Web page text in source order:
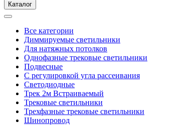
Каталог
Все категории
Диммируемые светильники
Для натяжных потолков
Однофазные трековые светильники
Подвесные
С регулировкой угла рассеивания
Светодиодные
Трек 2м Встраиваемый
Трековые светильники
Трехфазные трековые светильники
Шинопровод